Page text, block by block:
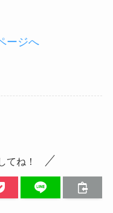
ージへ
てね！